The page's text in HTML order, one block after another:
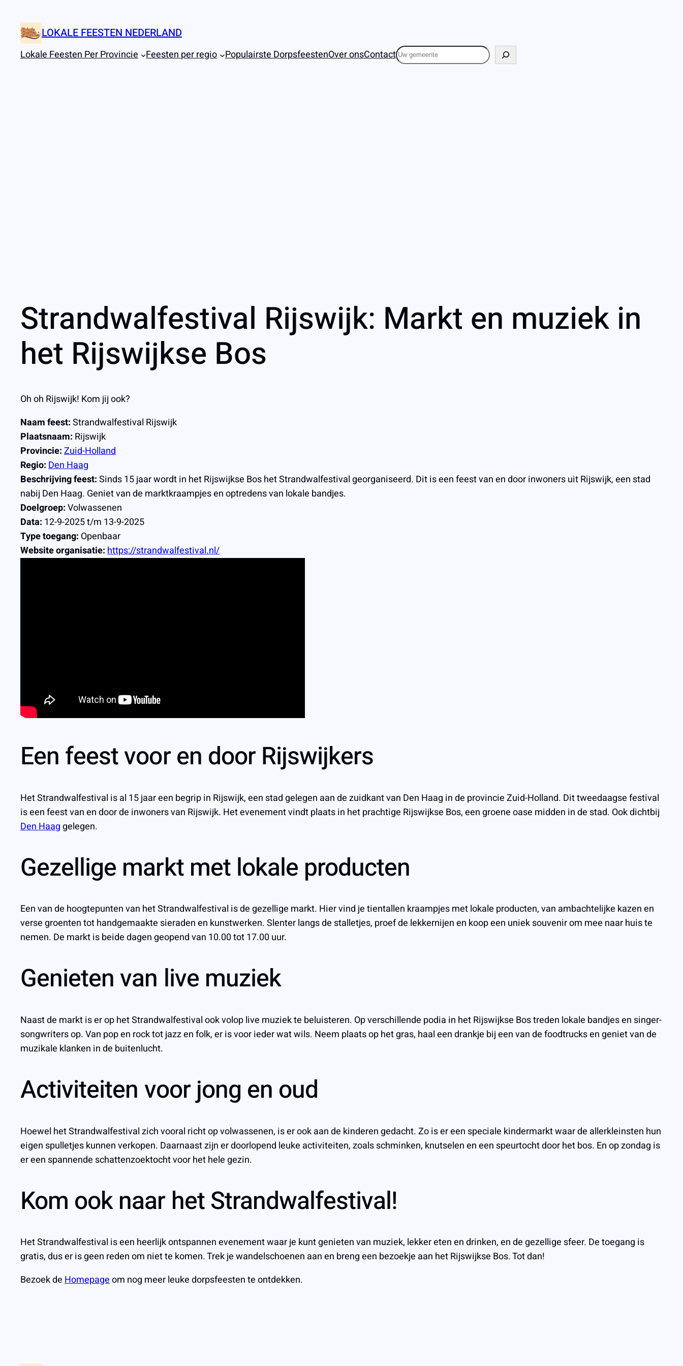
naar
inhoud
LOKALE FEESTEN NEDERLAND
Lokale Feesten Per Provincie Feesten per regio Populairste DorpsfeestenOver onsContactZoeken
Strandwalfestival Rijswijk: Markt en muziek in
het Rijswijkse Bos
Oh oh Rijswijk! Kom jij ook?
Naam feest:Strandwalfestival Rijswijk
Plaatsnaam: Rijswijk
Provincie:Zuid-Holland
Regio:Den Haag
Beschrijving feest:Sinds 15 jaar wordt in het Rijswijkse Bos het Strandwalfestival georganiseerd. Dit is een feest van en door inwoners uit Rijswijk, een stad
nabij Den Haag. Geniet van de marktkraampjes en optredens van lokale bandjes.
Doelgroep:Volwassenen
Data: 12-9-2025 t/m 13-9-2025
Type toegang: Openbaar
Website organisatie:https://strandwalfestival.nl/
Een feest voor en door Rijswijkers
Het Strandwalfestival is al 15 jaar een begrip in Rijswijk, een stad gelegen aan de zuidkant van Den Haag in de provincie Zuid-Holland. Dit tweedaagse festival
is een feest van en door de inwoners van Rijswijk. Het evenement vindt plaats in het prachtige Rijswijkse Bos, een groene oase midden in de stad. Ook dichtbij
Den Haaggelegen.
Gezellige markt met lokale producten
Een van de hoogtepunten van het Strandwalfestival is de gezellige markt. Hier vind je tientallen kraampjes met lokale producten, van ambachtelijke kazen en
verse groenten tot handgemaakte sieraden en kunstwerken. Slenter langs de stalletjes, proef de lekkernijen en koop een uniek souvenir om mee naar huis te
nemen. De markt is beide dagen geopend van 10.00 tot 17.00 uur.
Genieten van live muziek
Naast de markt is er op het Strandwalfestival ook volop live muziek te beluisteren. Op verschillende podia in het Rijswijkse Bos treden lokale bandjes en singer-
songwriters op. Van pop en rock tot jazz en folk, er is voor ieder wat wils. Neem plaats op het gras, haal een drankje bij een van de foodtrucks en geniet van de
muzikale klanken in de buitenlucht.
Activiteiten voor jong en oud
Hoewel het Strandwalfestival zich vooral richt op volwassenen, is er ook aan de kinderen gedacht. Zo is er een speciale kindermarkt waar de allerkleinsten hun
eigen spulletjes kunnen verkopen. Daarnaast zijn er doorlopend leuke activiteiten, zoals schminken, knutselen en een speurtocht door het bos. En op zondag is
er een spannende schattenzoektocht voor het hele gezin.
Kom ook naar het Strandwalfestival!
Het Strandwalfestival is een heerlijk ontspannen evenement waar je kunt genieten van muziek, lekker eten en drinken, en de gezellige sfeer. De toegang is
gratis, dus er is geen reden om niet te komen. Trek je wandelschoenen aan en breng een bezoekje aan het Rijswijkse Bos. Tot dan!
Bezoek deHomepageom nog meer leuke dorpsfeesten te ontdekken.